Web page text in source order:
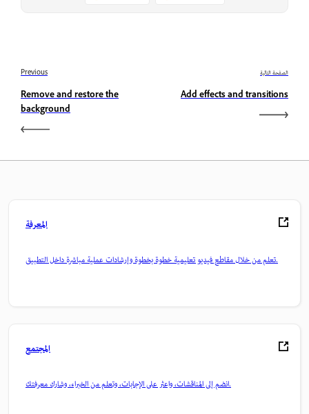
Previous
Remove and restore the
background
الصفحة التالية
Add effects and transitions
المعرفة
تعلم من خلال مقاطع فيديو تعليمية خطوة بخطوة وإرشادات عملية مباشرة داخل التطبيق.
المجتمع
انضم إلى المناقشات، واعثر على الإجابات، وتعلم من الخبراء، وشارك معرفتك.